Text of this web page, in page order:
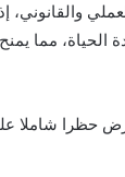
والقانوني،
الحياة، مما
يفرض حظرا